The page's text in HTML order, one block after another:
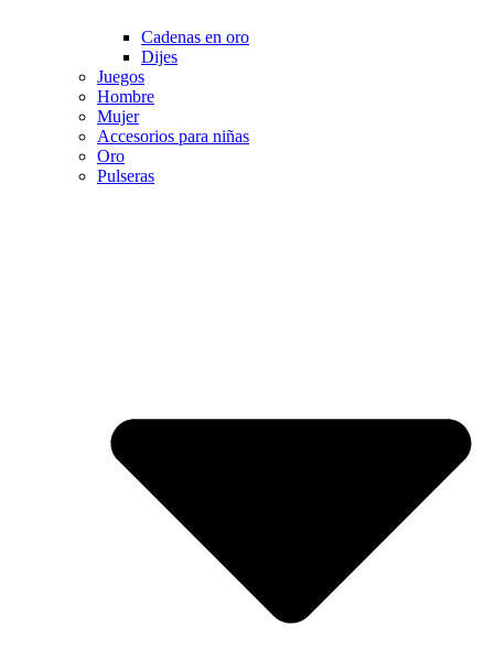
Cadenas en oro
Dijes
Juegos
Hombre
Mujer
Accesorios para niñas
Oro
Pulseras